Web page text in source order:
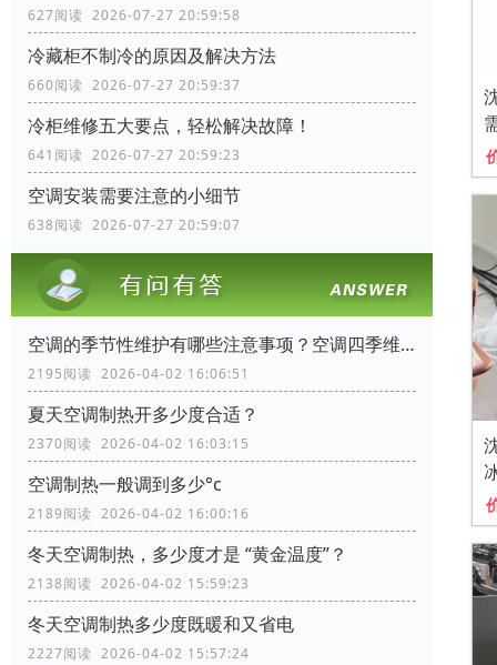
627阅读 2026-07-27 20:59:58
冷藏柜不制冷的原因及解决方法
660阅读 2026-07-27 20:59:37
冷柜维修五大要点，轻松解决故障！
641阅读 2026-07-27 20:59:23
空调安装需要注意的小细节
638阅读 2026-07-27 20:59:07
空调的季节性维护有哪些注意事项？空调四季维护手册
2195阅读 2026-04-02 16:06:51
夏天空调制热开多少度合适？
2370阅读 2026-04-02 16:03:15
空调制热一般调到多少°c
2189阅读 2026-04-02 16:00:16
冬天空调制热，多少度才是 “黄金温度”？
2138阅读 2026-04-02 15:59:23
冬天空调制热多少度既暖和又省电
2227阅读 2026-04-02 15:57:24